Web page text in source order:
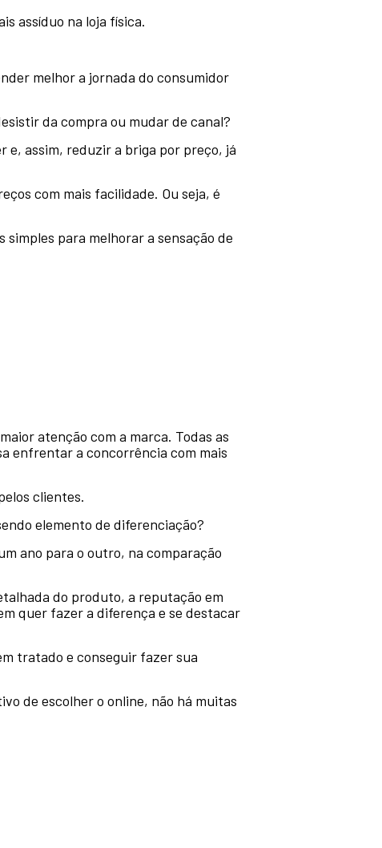
assíduo na loja física.
melhor a jornada do consumidor
da compra ou mudar de canal?
e, assim, reduzir a briga por preço, já
com mais facilidade. Ou seja, é
para melhorar a sensação de
atenção com a marca. Todas as
enfrentar a concorrência com mais
clientes.
elemento de diferenciação?
ano para o outro, na comparação
do produto, a reputação em
quer fazer a diferença e se destacar
tratado e conseguir fazer sua
de escolher o online, não há muitas